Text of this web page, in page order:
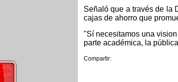
Señaló que a través de la
cajas de ahorro que
"Sí necesitamos una
parte académica, la
Compartir: